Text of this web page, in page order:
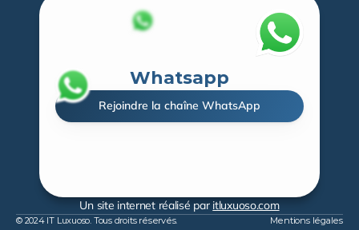
Whatsapp
Rejoindre la chaîne WhatsApp
Un site internet réalisé par itluxuoso.com
© 2024 IT Luxuoso. Tous droits réservés. Mentions légales